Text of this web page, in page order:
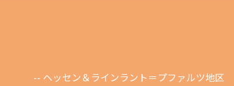
ヘッセン＆ラインラント＝プファルツ地区